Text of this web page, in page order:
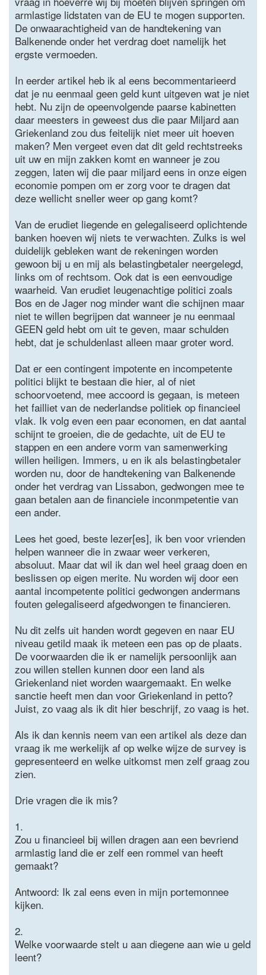
armlastige lidstaten van de EU te mogen supporten.
De onwaarachtigheid van de handtekening van
Balkenende onder het verdrag doet namelijk het
ergste vermoeden.
In eerder artikel heb ik al eens becommentarieerd
dat je nu eenmaal geen geld kunt uitgeven wat je niet
hebt. Nu zijn de opeenvolgende paarse kabinetten
daar meesters in geweest dus die paar Miljard aan
Griekenland zou dus feitelijk niet meer uit hoeven
maken? Men vergeet even dat dit geld rechtstreeks
uit uw en mijn zakken komt en wanneer je zou
zeggen, laten wij die paar miljard eens in onze eigen
economie pompen om er zorg voor te dragen dat
deze wellicht sneller weer op gang komt?
Van de erudiet liegende en gelegaliseerd oplichtende
banken hoeven wij niets te verwachten. Zulks is wel
duidelijk gebleken want de rekeningen worden
gewoon bij u en mij als belastingbetaler neergelegd,
links om of rechtsom. Ook dat is een eenvoudige
waarheid. Van erudiet leugenachtige politici zoals
Bos en de Jager nog minder want die schijnen maar
niet te willen begrijpen dat wanneer je nu eenmaal
GEEN geld hebt om uit te geven, maar schulden
hebt, dat je schuldenlast alleen maar groter word.
Dat er een contingent impotente en incompetente
politici blijkt te bestaan die hier, al of niet
schoorvoetend, mee accoord is gegaan, is meteen
het failliet van de nederlandse politiek op financieel
vlak. Ik volg even een paar economen, en dat aantal
schijnt te groeien, die de gedachte, uit de EU te
stappen en een andere vorm van samenwerking
willen heiligen. Immers, u en ik als belastingbetaler
worden nu, door de handtekening van Balkenende
onder het verdrag van Lissabon, gedwongen mee te
gaan betalen aan de financiele inconmpetentie van
een ander.
Lees het goed, beste lezer[es], ik ben voor vrienden
helpen wanneer die in zwaar weer verkeren,
absoluut. Maar dat wil ik dan wel heel graag doen en
beslissen op eigen merite. Nu worden wij door een
aantal incompetente politici gedwongen andermans
fouten gelegaliseerd afgedwongen te financieren.
Nu dit zelfs uit handen wordt gegeven en naar EU
niveau getild maak ik meteen een pas op de plaats.
De voorwaarden die ik er namelijk persoonlijk aan
zou willen stellen kunnen door een land als
Griekenland niet worden waargemaakt. En welke
sanctie heeft men dan voor Griekenland in petto?
Juist, zo vaag als ik dit hier beschrijf, zo vaag is het.
Als ik dan kennis neem van een artikel als deze dan
vraag ik me werkelijk af op welke wijze de survey is
gepresenteerd en welke uitkomst men zelf graag zou
zien.
Drie vragen die ik mis?
1.
Zou u financieel bij willen dragen aan een bevriend
armlastig land die er zelf een rommel van heeft
gemaakt?
Antwoord: Ik zal eens even in mijn portemonnee
kijken.
2.
Welke voorwaarde stelt u aan diegene aan wie u geld
leent?